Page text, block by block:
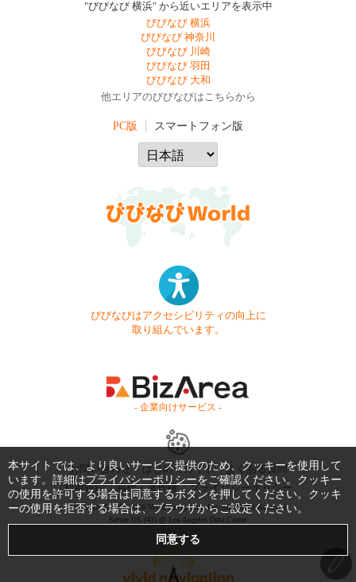
"びびなび 横浜" から近いエリアを表示中
びびなび 横浜
びびなび 神奈川
びびなび 川崎
びびなび 羽田
びびなび 大和
他エリアのびびなびはこちらから
PC版 スマートフォン版
びびなびはアクセシビリティの向上に
取り組んでいます。
- 企業向けサービス -
お問い合わせ はじめてガイド
よくある質問
利用規約
商標・著作権 プライバシーポリシー
Copyright © 1999-2026 Vivid Navigation, Inc. All Rights Reserved.
Server US (43) @ Los Angeles Data Center
本サイトでは、より良いサービス提供のため、クッキーを使用して
います。詳細はプライバシーポリシーをご確認ください。クッキー
の使用を許可する場合は同意するボタンを押してください。クッキ
ーの使用を拒否する場合は、ブラウザからご設定ください。